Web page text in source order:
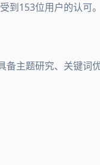
到153位用户的认可。
备主题研究、关键词